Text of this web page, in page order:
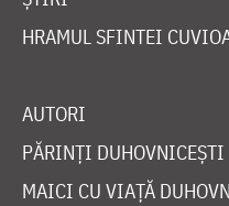
HRAMUL SFINTEI
AUTORI
PĂRINȚI DUHOVNICEȘTI
MAICI CU VIAȚĂ